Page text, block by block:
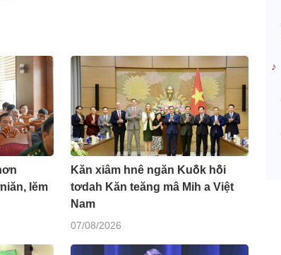
lĕm
Kăn xiâm hnê ngăn Kuô̆k hô̆i
tơdah Kăn teăng mâ Mih a Việt
Nam
07/08/2026